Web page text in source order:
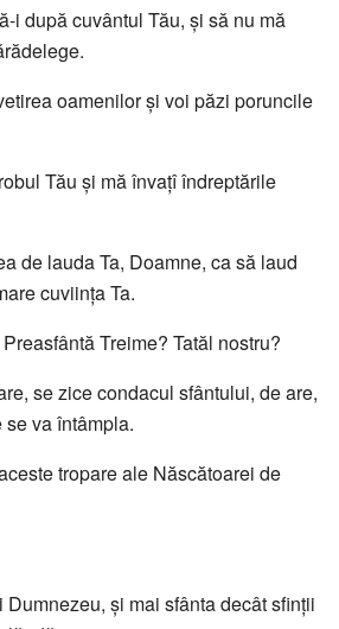
i după cuvântul Tău, şi să nu mă
oamenilor şi voi păzi poruncile
Tău şi mă învaţî îndreptările
de lauda Ta, Doamne, ca să laud
cuviinţa Ta.
Treime? Tatăl nostru?
se zice condacul sfântului, de are,
va întâmpla.
tropare ale Născătoarei de
şi mai sfânta decât sfinţii